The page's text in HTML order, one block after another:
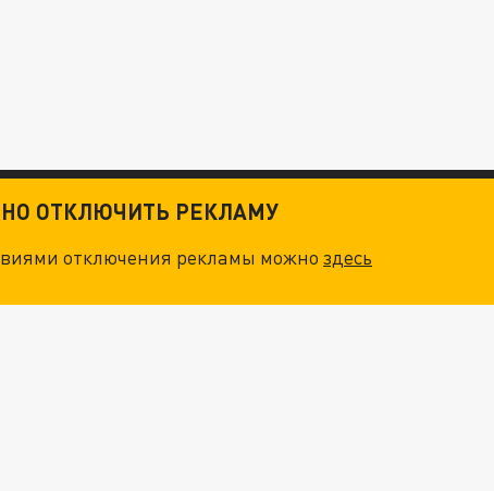
ОТКЛЮЧИТЬ РЕКЛАМУ
отключения рекламы можноздесь